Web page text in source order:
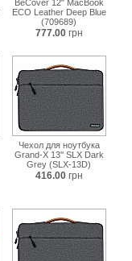
BeCover 12" MacBook
ECO Leather Deep Blue
(709689)
777.00 грн
Чехол для ноутбука
Grand-X 13'' SLX Dark
Grey (SLX-13D)
416.00 грн